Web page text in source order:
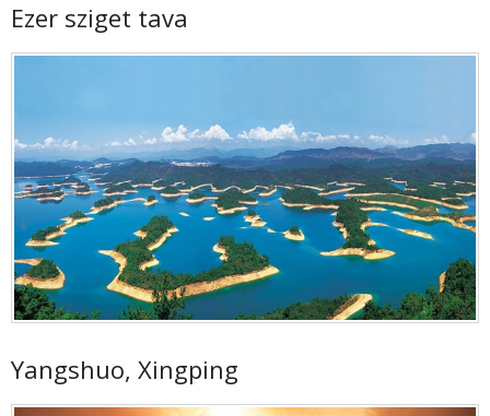
Ezer sziget tava
Yangshuo, Xingping